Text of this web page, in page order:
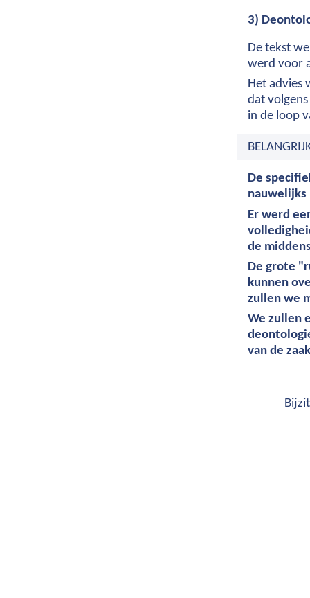
3)
De tekst
werd voor
Het advies
dat
in de loop
De
nauwelijks
Er werd
de
De grote
kunnen
zullen we
We zullen
van de